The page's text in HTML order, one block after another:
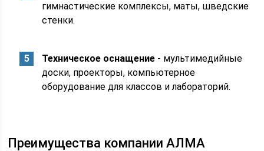
гимнастические комплексы, маты, шведские
стенки.
Техническое оснащение - мультимедийные
доски, проекторы, компьютерное
оборудование для классов и лабораторий.
Преимущества компании АЛМА